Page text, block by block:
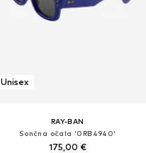
Unisex
RAY-BAN
Sončna očala '0RB4940'
175,00 €